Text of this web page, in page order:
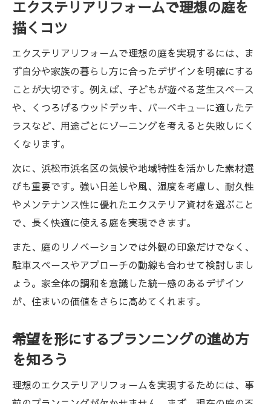
エクステリアリフォームで理想の庭を
描くコツ
エクステリアリフォームで理想の庭を実現するには、ま
ず自分や家族の暮らし方に合ったデザインを明確にする
ことが大切です。例えば、子どもが遊べる芝生スペース
や、くつろげるウッドデッキ、バーベキューに適したテ
ラスなど、用途ごとにゾーニングを考えると失敗しにく
くなります。
次に、浜松市浜名区の気候や地域特性を活かした素材選
びも重要です。強い日差しや風、湿度を考慮し、耐久性
やメンテナンス性に優れたエクステリア資材を選ぶこと
で、長く快適に使える庭を実現できます。
また、庭のリノベーションでは外観の印象だけでなく、
駐車スペースやアプローチの動線も合わせて検討しまし
ょう。家全体の調和を意識した統一感のあるデザイン
が、住まいの価値をさらに高めてくれます。
希望を形にするプランニングの進め方
を知ろう
理想のエクステリアリフォームを実現するためには、事